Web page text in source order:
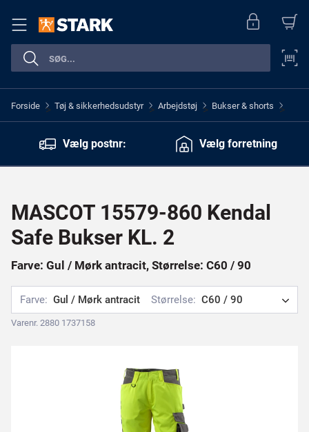
Forside > Tøj & sikkerhedsudstyr > Arbejdstøj > Bukser & shorts >
Vælg postnr: Vælg forretning
MASCOT 15579-860 Kendal
Safe Bukser KL. 2
Farve: Gul / Mørk antracit, Størrelse: C60 / 90
Farve: Gul / Mørk antracit Størrelse: C60 / 90
Varenr. 2880 1737158